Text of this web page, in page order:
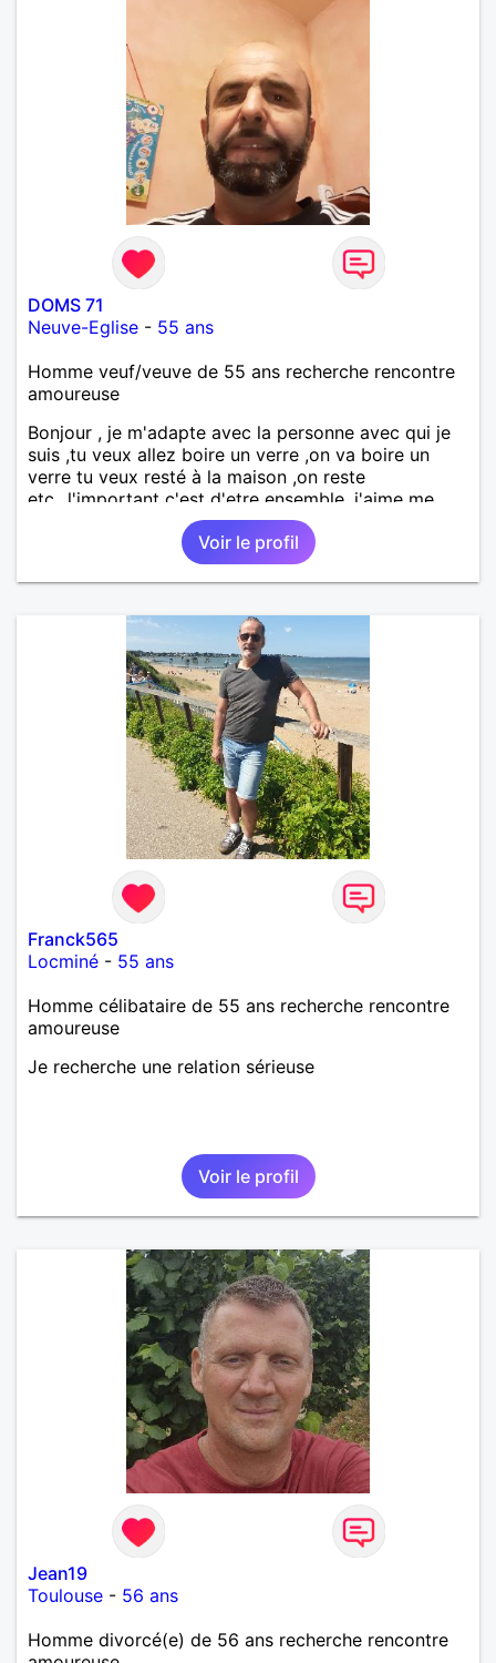
DOMS 71
Neuve-Eglise - 55 ans
Homme veuf/veuve de 55 ans recherche rencontre
amoureuse
Bonjour , je m'adapte avec la personne avec qui je
suis ,tu veux allez boire un verre ,on va boire un
verre tu veux resté à la maison ,on reste
etc...l'important c'est d'etre ensemble .j'aime me
balader , faire du sport , regarder des film , aller au
théatre etc et j'aime par dessus tous rire
Voir le profil
Franck565
Locminé - 55 ans
Homme célibataire de 55 ans recherche rencontre
amoureuse
Je recherche une relation sérieuse
Voir le profil
Jean19
Toulouse - 56 ans
Homme divorcé(e) de 56 ans recherche rencontre